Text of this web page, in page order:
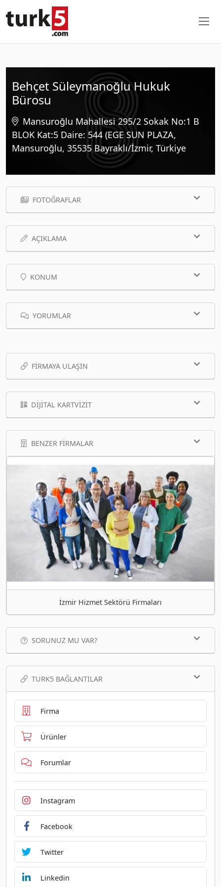
Behçet Süleymanoğlu Hukuk
Bürosu
Mansuroğlu Mahallesi 295/2 Sokak No:1 B
BLOK Kat:5 Daire: 544 (EGE SUN PLAZA,
Mansuroğlu, 35535 Bayraklı/İzmir, Türkiye
FOTOĞRAFLAR
AÇIKLAMA
KONUM
YORUMLAR
FIRMAYA ULAŞIN
DIJITAL KARTVIZIT
BENZER FIRMALAR
İzmir Hizmet Sektörü Firmaları
SORUNUZ MU VAR?
TURK5 BAĞLANTILAR
Firma
Ürünler
Forumlar
Instagram
Facebook
Twitter
Linkedin